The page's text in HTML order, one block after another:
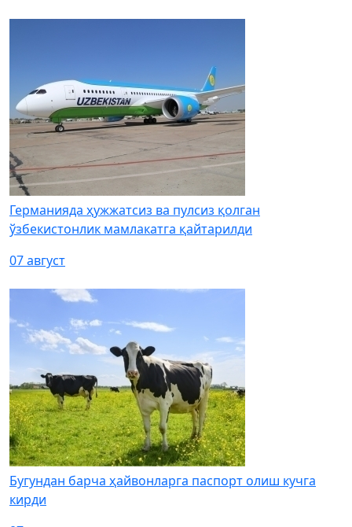
Германияда ҳужжатсиз ва пулсиз қолган
ўзбекистонлик мамлакатга қайтарилди
07 август
Бугундан барча ҳайвонларга паспорт олиш кучга
кирди